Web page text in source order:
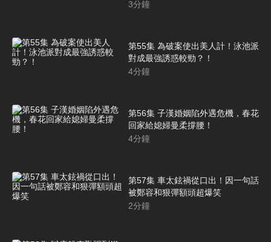
3分鐘
第55集 為破案使出美人計！泳池派
對成最強誘惑較勁？！
4分鐘
第56集 子漢婚姻陷外遇危機，春花
回家給媳婦曼柔撐腰！
4分鐘
第57集 車太鉉禍從口出！因一句話
被鄭容和狠彈額頭超爆笑
2分鐘